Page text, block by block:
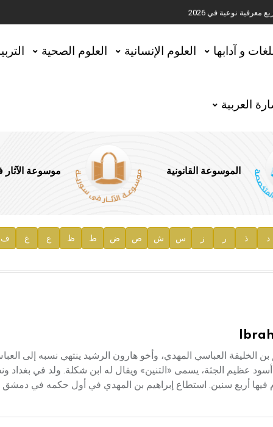
نوعية في 2026
و آدابها العلوم الإنسانية العلوم الصحية
العربية
الموسوعة القانونية موسوعة
د ذ ر ز س ش ص ض ط ظ ع غ ف
779 - 839م) أبو إسحق إبراهيم بن الخليفة العباسي المهدي، وأخو هارون الرشيد ينتهي نسبه إلى
عظيم الجثة، يسمى «التنين» ويقال له ابن شكلة. ولد في بغداد
فيها أربع سنين. استطاع إبراهيم بن المهدي في أول حكمه في